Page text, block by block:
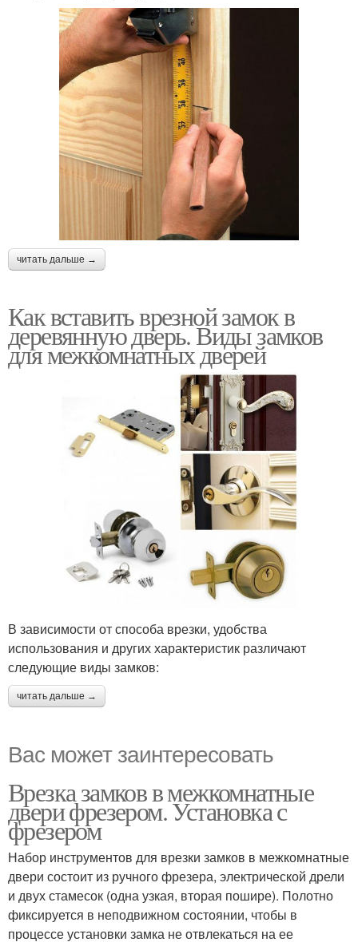
читать дальше →
Как вставить врезной замок в
деревянную дверь. Виды замков
для межкомнатных дверей
В зависимости от способа врезки, удобства
использования и других характеристик различают
следующие виды замков:
читать дальше →
Вас может заинтересовать
Врезка замков в межкомнатные
двери фрезером. Установка с
фрезером
Набор инструментов для врезки замков в межкомнатные
двери состоит из ручного фрезера, электрической дрели
и двух стамесок (одна узкая, вторая пошире). Полотно
фиксируется в неподвижном состоянии, чтобы в
процессе установки замка не отвлекаться на ее